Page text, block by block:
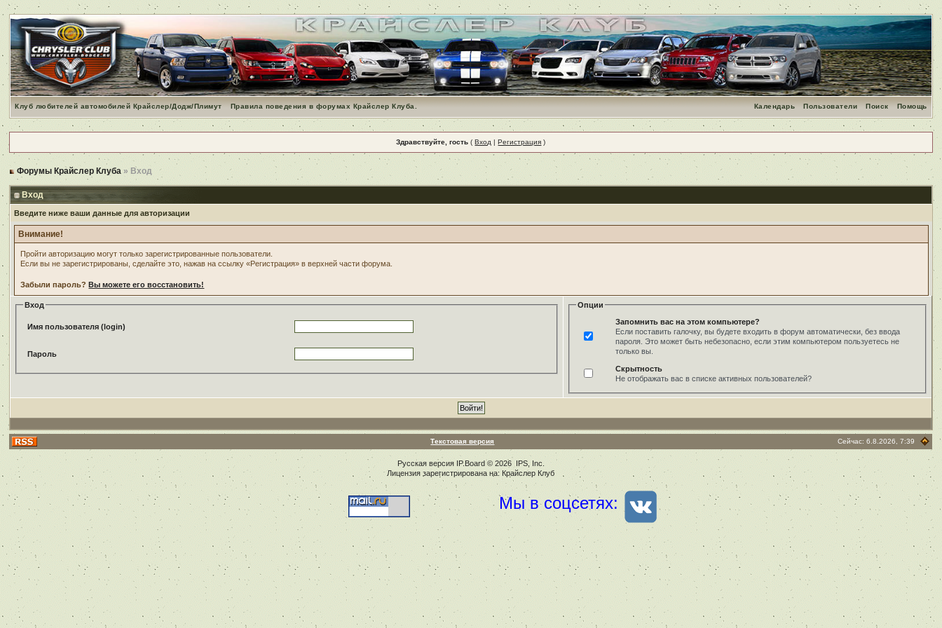
Клуб любителей автомобилей Крайслер/Додж/Плимут Правила поведения в форумах Крайслер Клуба. Помощь
Поиск
Пользователи
Календарь
Здравствуйте, гость (Вход |Регистрация )
Форумы Крайслер Клуба » Вход
Вход
Введите ниже ваши данные для авторизации
Внимание!
Пройти авторизацию могут только зарегистрированные пользователи.
Если вы не зарегистрированы, сделайте это, нажав на ссылку «Регистрация» в верхней части форума.
Забыли пароль?Вы можете его восстановить!
Вход
Имя пользователя (login)
Пароль
Опции
Запомнить вас на этом компьютере?
Если поставить галочку, вы будете входить в форум автоматически, без ввода
пароля. Это может быть небезопасно, если этим компьютером пользуетесь не
только вы.
Скрытность
Не отображать вас в списке активных пользователей?
Текстовая версия Сейчас: 6.8.2026, 7:39
Русская версия IP.Board© 2026 IPS, Inc
Лицензия зарегистрирована на: Крайслер Клуб
Мы в соцсетях: